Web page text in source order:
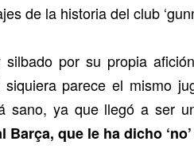
de la historia del club
por su propia
parece el mismo
sano, ya que llegó a ser
que le ha dicho